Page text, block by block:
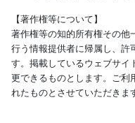
【著作権等について】
著作権等の知的所有権その他
行う情報提供者に帰属し、許
す。掲載しているウェブサイ
更できるものとします。ご利
れたものとさせていただきま